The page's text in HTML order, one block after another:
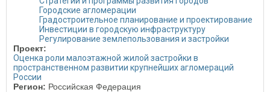
Городские агломерации
Градостроительное планирование и проектирование
Инвестиции в городскую инфраструктуру
Регулирование землепользования и застройки
Проект:
Оценка роли малоэтажной жилой застройки в
пространственном развитии крупнейших агломераций
России
Регион: Российская Федерация